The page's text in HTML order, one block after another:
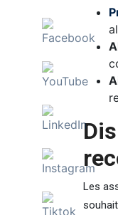
Les